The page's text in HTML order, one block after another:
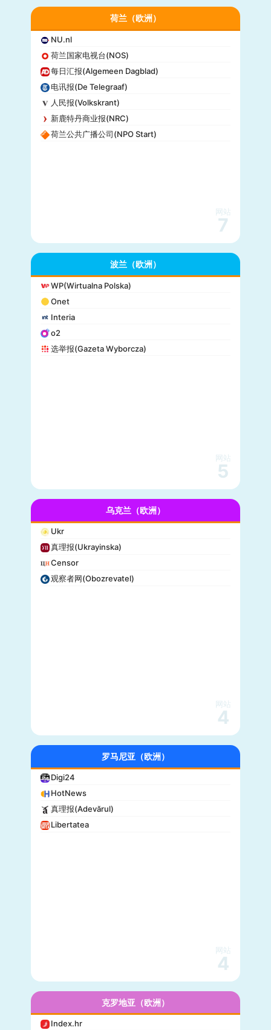
荷兰（欧洲）
NU.nl
荷兰国家电视台(NOS)
每日汇报(Algemeen Dagblad)
电讯报(De Telegraaf)
人民报(Volkskrant)
新鹿特丹商业报(NRC)
荷兰公共广播公司(NPO Start)
网站
7
波兰（欧洲）
WP(Wirtualna Polska)
Onet
Interia
o2
选举报(Gazeta Wyborcza)
网站
5
乌克兰（欧洲）
Ukr
真理报(Ukrayinska)
Censor
观察者网(Obozrevatel)
网站
4
罗马尼亚（欧洲）
Digi24
HotNews
真理报(Adevărul)
Libertatea
网站
4
克罗地亚（欧洲）
Index.hr